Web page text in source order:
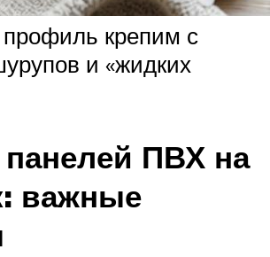
крепим с
и «жидких
ПВХ на
важные